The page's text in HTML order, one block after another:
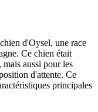
d'Oysel, une race
Ce chien était
aussi pour les
d'attente. Ce
principales